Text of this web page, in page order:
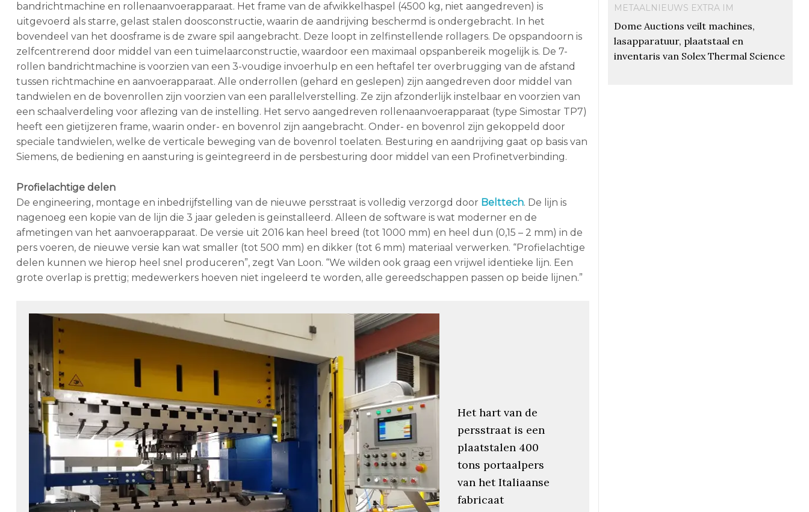
bandrichtmachine en rollenaanvoerapparaat. Het frame van de afwikkelhaspel (4500 kg, niet aangedreven) is
uitgevoerd als starre, gelast stalen doosconstructie, waarin de aandrijving beschermd is ondergebracht. In het
bovendeel van het doosframe is de zware spil aangebracht. Deze loopt in zelfinstellende rollagers. De opspandoorn is
zelfcentrerend door middel van een tuimelaarconstructie, waardoor een maximaal opspanbereik mogelijk is. De 7-
rollen bandrichtmachine is voorzien van een 3-voudige invoerhulp en een heftafel ter overbrugging van de afstand
tussen richtmachine en aanvoerapparaat. Alle onderrollen (gehard en geslepen) zijn aangedreven door middel van
tandwielen en de bovenrollen zijn voorzien van een parallelverstelling. Ze zijn afzonderlijk instelbaar en voorzien van
een schaalverdeling voor aflezing van de instelling. Het servo aangedreven rollenaanvoerapparaat (type Simostar TP7)
heeft een gietijzeren frame, waarin onder- en bovenrol zijn aangebracht. Onder- en bovenrol zijn gekoppeld door
speciale tandwielen, welke de verticale beweging van de bovenrol toelaten. Besturing en aandrijving gaat op basis van
Siemens, de bediening en aansturing is geïntegreerd in de persbesturing door middel van een Profinetverbinding.
Profielachtige delen
De engineering, montage en inbedrijfstelling van de nieuwe persstraat is volledig verzorgd door Belttech. De lijn is
nagenoeg een kopie van de lijn die 3 jaar geleden is geïnstalleerd. Alleen de software is wat moderner en de
afmetingen van het aanvoerapparaat. De versie uit 2016 kan heel breed (tot 1000 mm) en heel dun (0,15 – 2 mm) in de
pers voeren, de nieuwe versie kan wat smaller (tot 500 mm) en dikker (tot 6 mm) materiaal verwerken. “Profielachtige
delen kunnen we hierop heel snel produceren”, zegt Van Loon. “We wilden ook graag een vrijwel identieke lijn. Een
grote overlap is prettig; medewerkers hoeven niet ingeleerd te worden, alle gereedschappen passen op beide lijnen.”
Het hart van de
persstraat is een
plaatstalen 400
tons portaalpers
van het Italiaanse
fabricaat
METAALNIEUWS EXTRA IM
Dome Auctions veilt machines,
lasapparatuur, plaatstaal en
inventaris van Solex Thermal Science